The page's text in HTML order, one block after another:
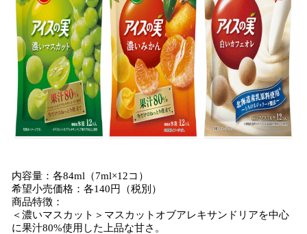
内容量：各84ml（7ml×12コ）
希望小売価格：各140円（税別）
商品特徴：
＜濃いマスカット＞マスカットオブアレキサンドリアを中心
に果汁80%使用した上品な甘さ。